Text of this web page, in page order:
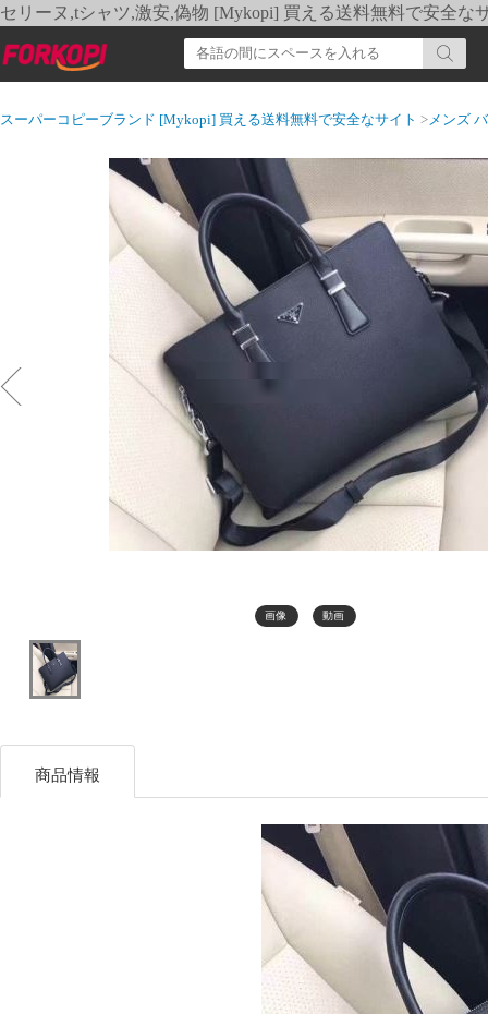
セリーヌ,tシャツ,激安,偽物 [Mykopi] 買える送料無料で安全な
スーパーコピーブランド [Mykopi] 買える送料無料で安全なサイト >メンズ
画像 動画
商品情報